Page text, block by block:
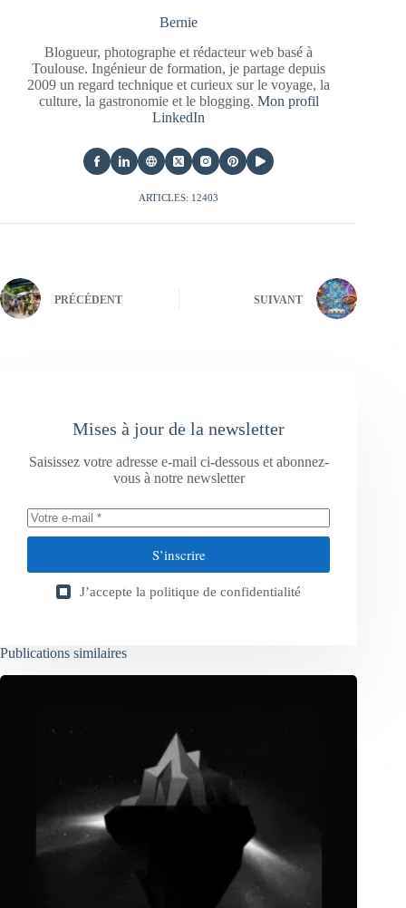
Bernie
Blogueur, photographe et rédacteur web basé à
Toulouse. Ingénieur de formation, je partage depuis
2009 un regard technique et curieux sur le voyage, la
culture, la gastronomie et le blogging. Mon profil
LinkedIn
ARTICLES: 12403
PRÉCÉDENT SUIVANT
Mises à jour de la newsletter
Saisissez votre adresse e-mail ci-dessous et abonnez-
vous à notre newsletter
S’inscrire
J’accepte la politique de confidentialité
Publications similaires